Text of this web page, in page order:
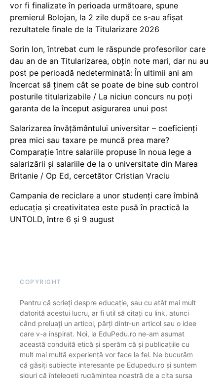
vor fi finalizate în perioada următoare, spune
premierul Bolojan, la 2 zile după ce s-au afișat
rezultatele finale de la Titularizare 2026
Sorin Ion, întrebat cum le răspunde profesorilor care
dau an de an Titularizarea, obțin note mari, dar nu au
post pe perioadă nedeterminată: În ultimii ani am
încercat să ținem cât se poate de bine sub control
posturile titularizabile / La niciun concurs nu poți
garanta de la început asigurarea unui post
Salarizarea învățământului universitar – coeficienți
prea mici sau taxare pe muncă prea mare?
Comparație între salariile propuse în noua lege a
salarizării și salariile de la o universitate din Marea
Britanie / Op Ed, cercetător Cristian Vraciu
Campania de reciclare a unor studenți care îmbină
educația și creativitatea este pusă în practică la
UNTOLD, între 6 și 9 august
COPYRIGHT
Pentru că scrieți despre educație, sau cu atât mai mult
datorită acestui lucru, ar fi util să citați cu link, atunci
când preluați un articol, părți dintr-un articol sau o idee
care v-a inspirat. Noi, la EduPedu.ro ne-am asumat
această conduită etică și sperăm că și publicațiile cu
mult mai multă experiență vor face la fel. Ne bucurăm
că găsiți subiecte interesante pe Edupedu.ro și suntem
siguri că înțelegeți rugămintea noastră de a cita sursa